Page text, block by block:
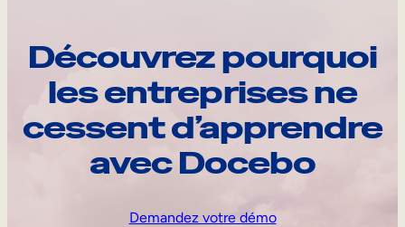
Découvrez pourquoi
les entreprises ne
cessent d’apprendre
avec Docebo
Demandez votre démo